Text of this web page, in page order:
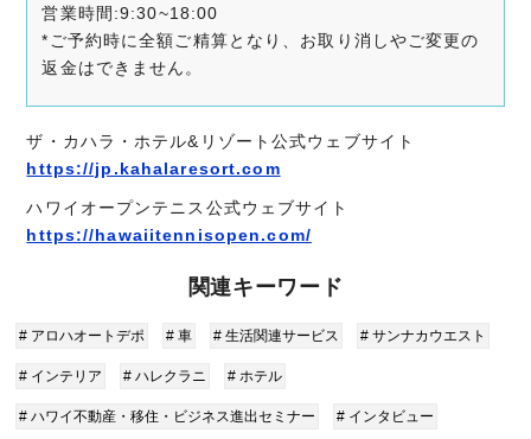
営業時間:9:30~18:00
*ご予約時に全額ご精算となり、お取り消しやご変更の
返金はできません。
ザ・カハラ・ホテル&リゾート公式ウェブサイト
https://jp.kahalaresort.com
ハワイオープンテニス公式ウェブサイト
https://hawaiitennisopen.com/
関連キーワード
# アロハオートデポ # 車 # 生活関連サービス # サンナカウエスト
# インテリア # ハレクラニ # ホテル
# ハワイ不動産・移住・ビジネス進出セミナー # インタビュー